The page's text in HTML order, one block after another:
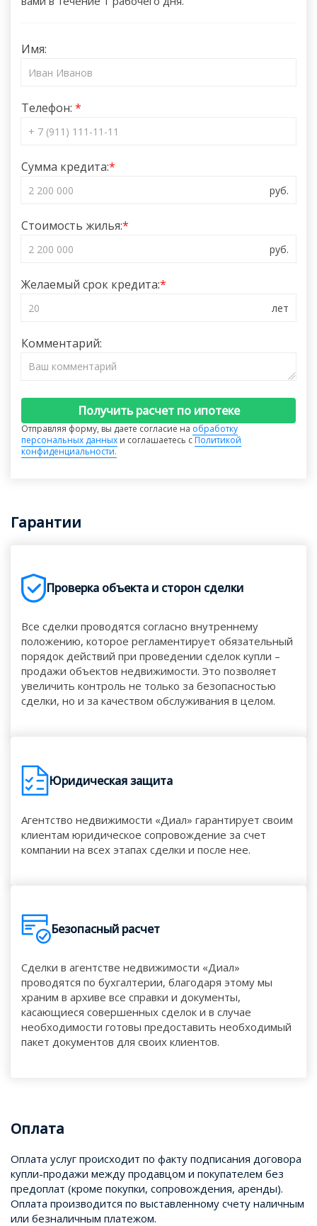
Имя:
Телефон:
Сумма кредита:
Стоимость жилья:
Желаемый срок кредита:
Комментарий:
Получить расчет по ипотеке
Отправляя форму, вы даете согласие на обработку
персональных данных и соглашаетесь сПолитикой
конфиденциальности.
Гарантии
Проверка объекта и сторон сделки
Все сделки проводятся согласно внутреннему
положению, которое регламентирует обязательный
порядок действий при проведении сделок купли –
продажи объектов недвижимости. Это позволяет
увеличить контроль не только за безопасностью
сделки, но и за качеством обслуживания в целом.
Юридическая защита
Агентство недвижимости «Диал» гарантирует своим
клиентам юридическое сопровождение за счет
компании на всех этапах сделки и после нее.
Безопасный расчет
Сделки в агентстве недвижимости «Диал»
проводятся по бухгалтерии, благодаря этому мы
храним в архиве все справки и документы,
касающиеся совершенных сделок и в случае
необходимости готовы предоставить необходимый
пакет документов для своих клиентов.
Оплата
Оплата услуг происходит по факту подписания договора
купли-продажи между продавцом и покупателем без
предоплат (кроме покупки, сопровождения, аренды).
Оплата производится по выставленному счету наличным
или безналичным платежом.